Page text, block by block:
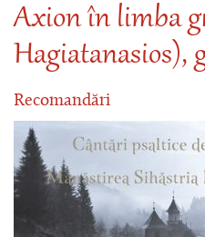
Axion în limba
Hagiatanasios),
Recomandări